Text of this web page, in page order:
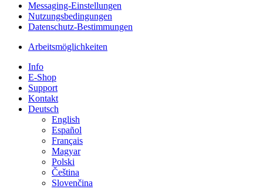
Messaging-Einstellungen
Nutzungsbedingungen
Datenschutz-Bestimmungen
Arbeitsmöglichkeiten
Info
E-Shop
Support
Kontakt
Deutsch
English
Español
Français
Magyar
Polski
Čeština
Slovenčina